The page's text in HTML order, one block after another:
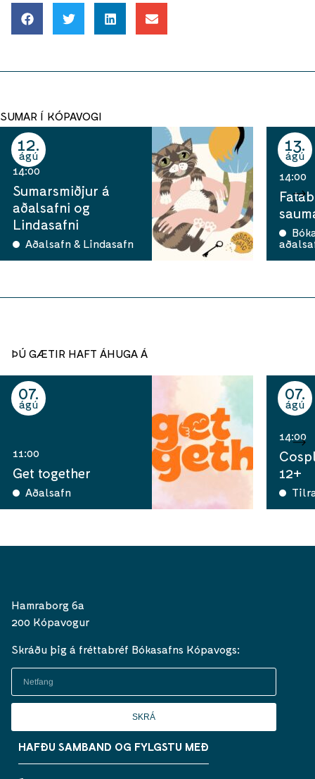
SUMAR Í KÓPAVOGI
12
ágú
14:00
Sumarsmiðjur á
aðalsafni og
Lindasafni
Aðalsafn & Lindasafn
13
ágú
14:00
ÞÚ GÆTIR HAFT ÁHUGA Á
07
ágú
11:00
Get together
Aðalsafn
07
ágú
14:00
12+
Hamraborg 6a
200 Kópavogur
Skráðu þig á fréttabréf Bókasafns Kópavogs:
SKRÁ
HAFÐU SAMBAND OG FYLGSTU MEÐ